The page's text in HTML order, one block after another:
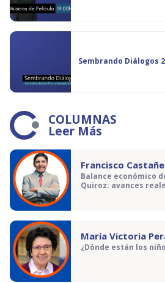
Sembrando Diálogos
COLUMNAS
Leer Más
Francisco
Balance económico
Quiroz: avances
María Victoria
¿Dónde están los